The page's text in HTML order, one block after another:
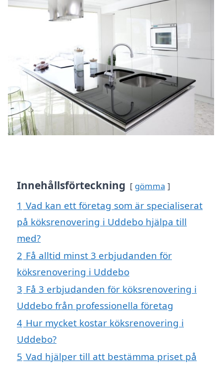
Innehållsförteckning gömma
1 Vad kan ett företag som är specialiserat
på köksrenovering i Uddebo hjälpa till
med?
2 Få alltid minst 3 erbjudanden för
köksrenovering i Uddebo
3 Få 3 erbjudanden för köksrenovering i
Uddebo från professionella företag
4 Hur mycket kostar köksrenovering i
Uddebo?
5 Vad hjälper till att bestämma priset på